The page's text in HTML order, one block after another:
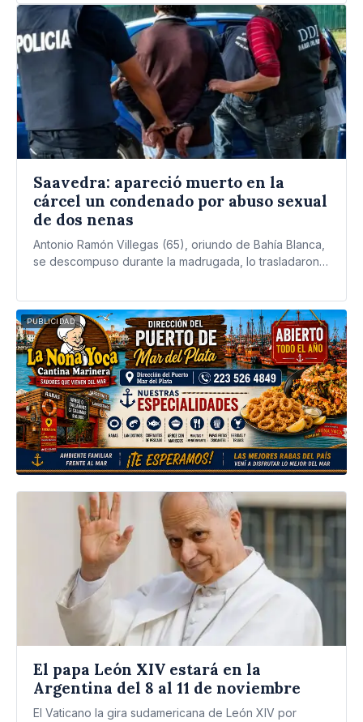
Saavedra: apareció muerto en la
cárcel un condenado por abuso sexual
de dos nenas
Antonio Ramón Villegas (65), oriundo de Bahía Blanca,
se descompuso durante la madrugada, lo trasladaron
PUBLICIDAD
El papa León XIV estará en la
Argentina del 8 al 11 de noviembre
El Vaticano la gira sudamericana de León XIV por